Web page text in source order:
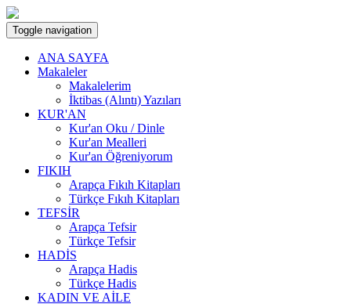
Toggle navigation
ANA SAYFA
Makaleler
Makalelerim
İktibas (Alıntı) Yazıları
KUR'AN
Kur'an Oku / Dinle
Kur'an Mealleri
Kur'an Öğreniyorum
FIKIH
Arapça Fıkıh Kitapları
Türkçe Fıkıh Kitapları
TEFSİR
Arapça Tefsir
Türkçe Tefsir
HADİS
Arapça Hadis
Türkçe Hadis
KADIN VE AİLE